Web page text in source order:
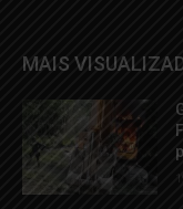
MAIS